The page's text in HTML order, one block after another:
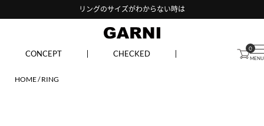
リングのサイズがわからない時は
CONCEPT CHECKED
0
HOME RING